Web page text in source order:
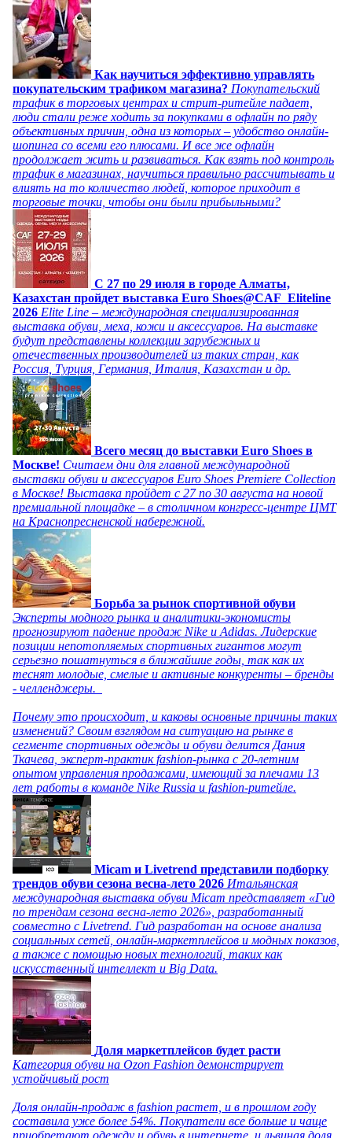
Как научиться эффективно управлять
покупательским трафиком магазина? Покупательский
трафик в торговых центрах и стрит-ритейле падает,
люди стали реже ходить за покупками в офлайн по ряду
объективных причин, одна из которых – удобство онлайн-
шопинга со всеми его плюсами. И все же офлайн
продолжает жить и развиваться. Как взять под контроль
трафик в магазинах, научиться правильно рассчитывать и
влиять на то количество людей, которое приходит в
торговые точки, чтобы они были прибыльными?
C 27 по 29 июля в городе Алматы,
Казахстан пройдет выставка Euro Shoes@CAF_Eliteline
2026 Elite Line – международная специализированная
выставка обуви, меха, кожи и аксессуаров. На выставке
будут представлены коллекции зарубежных и
отечественных производителей из таких стран, как
Россия, Турция, Германия, Италия, Казахстан и др.
Всего месяц до выставки Euro Shoes в
Москве! Считаем дни для главной международной
выставки обуви и аксессуаров Euro Shoes Premiere Collection
в Москве! Выставка пройдет с 27 по 30 августа на новой
премиальной площадке – в столичном конгресс-центре ЦМТ
на Краснопресненской набережной.
Борьба за рынок спортивной обуви
Эксперты модного рынка и аналитики-экономисты
прогнозируют падение продаж Nike и Adidas. Лидерские
позиции непотопляемых спортивных гигантов могут
серьезно пошатнуться в ближайшие годы, так как их
теснят молодые, смелые и активные конкуренты – бренды
- челленджеры.
Почему это происходит, и каковы основные причины таких
изменений? Своим взглядом на ситуацию на рынке в
сегменте спортивных одежды и обуви делится Дания
Ткачева, эксперт-практик fashion-рынка с 20-летним
опытом управления продажами, имеющий за плечами 13
лет работы в команде Nike Russia и fashion-ритейле.
Micam и Livetrend представили подборку
трендов обуви сезона весна-лето 2026 Итальянская
международная выставка обуви Micam представляет «Гид
по трендам сезона весна-лето 2026», разработанный
совместно с Livetrend. Гид разработан на основе анализа
социальных сетей, онлайн-маркетплейсов и модных показов,
а также с помощью новых технологий, таких как
искусственный интеллект и Big Data.
Доля маркетплейсов будет расти
Категория обуви на Ozon Fashion демонстрирует
устойчивый рост
Доля онлайн-продаж в fashion растет, и в прошлом году
составила уже более 54%. Покупатели все больше и чаще
приобретают одежду и обувь в интернете, и львиная доля